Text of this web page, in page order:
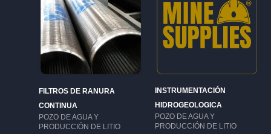
FILTROS DE RANURA
CONTINUA
POZO DE AGUA Y
PRODUCCIÓN DE LITIO
INSTRUMENTACIÓN
HIDROGEOLOGICA
POZO DE AGUA Y
PRODUCCIÓN DE LITIO